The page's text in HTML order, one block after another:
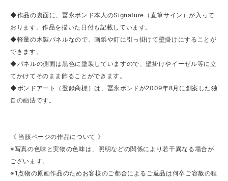
◆作品の裏面に、冨永ボンド本人のSignature（直筆サイン）が入って
おります。作品を描いた日付も記載しています。
◆軽量の木製パネルなので、画鋲や釘に引っ掛けて壁掛けにすることが
できます。
◆パネルの側面は黒色に塗装していますので、壁掛けやイーゼル等に立
てかけてそのまま飾ることができます。
◆ボンドアート（登録商標）は、冨永ボンドが2009年8月に創案した独
自の画法です。
《 当該ページの作品について 》
※写真の色味と実物の色味は、照明などの関係により若干異なる場合が
ございます。
※1点物の原画作品のためお客様のご都合によるご返品は何卒ご容赦の程